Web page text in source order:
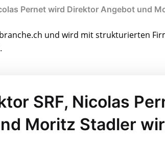
Pernet wird Direktor Angebot und
und wird mit strukturierten
SRF, Nicolas
Moritz Stadler